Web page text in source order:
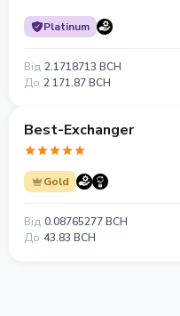
Platinum
Від 2.1718713 BCH
До 2 171.87 BCH
Best-Exchanger
Gold
Від 0.08765277 BCH
До 43.83 BCH